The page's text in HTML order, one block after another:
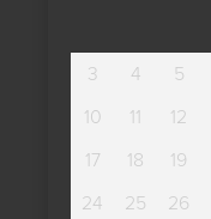
3
4 5
10
11 12
17
18 19
24
25 26